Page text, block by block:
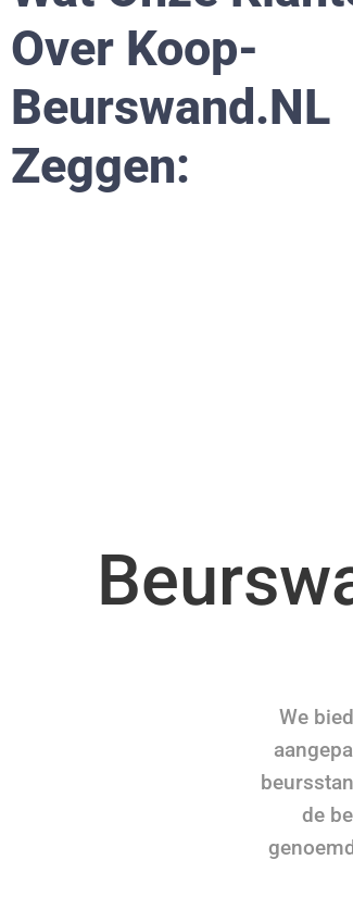
Over Koop-
Beurswand.nL
Zeggen:
We
de